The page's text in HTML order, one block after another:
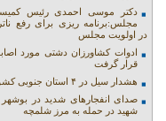
دکتر موسی احمدی رئیس
مجلس:برنامه ریزی برای رفع
در اولویت مجلس
ادوات کشاورزان دشتی مورد
قرار گرفت
هشدار سیل در ۴ استان جنوبی کشور
شهید در حمله به مرز شلمچه